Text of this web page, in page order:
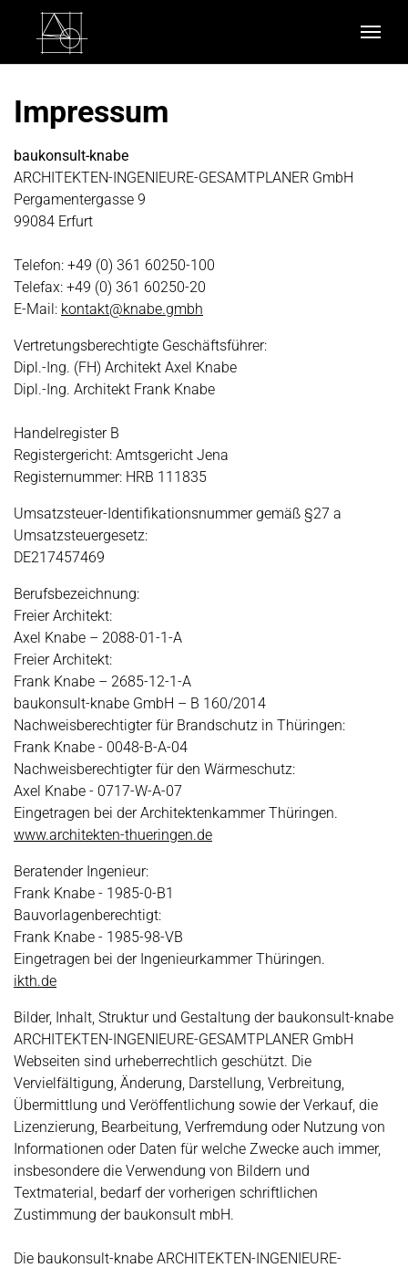
Impressum
baukonsult-knabe
ARCHITEKTEN-INGENIEURE-GESAMTPLANER GmbH
Pergamentergasse 9
99084 Erfurt
Telefon: +49 (0) 361 60250-100
Telefax: +49 (0) 361 60250-20
E-Mail: kontakt@knabe.gmbh
Vertretungsberechtigte Geschäftsführer:
Dipl.-Ing. (FH) Architekt Axel Knabe
Dipl.-Ing. Architekt Frank Knabe
Handelregister B
Registergericht: Amtsgericht Jena
Registernummer: HRB 111835
Umsatzsteuer-Identifikationsnummer gemäß §27 a
Umsatzsteuergesetz:
DE217457469
Berufsbezeichnung:
Freier Architekt:
Axel Knabe – 2088-01-1-A
Freier Architekt:
Frank Knabe – 2685-12-1-A
baukonsult-knabe GmbH – B 160/2014
Nachweisberechtigter für Brandschutz in Thüringen:
Frank Knabe - 0048-B-A-04
Nachweisberechtigter für den Wärmeschutz:
Axel Knabe - 0717-W-A-07
Eingetragen bei der Architektenkammer Thüringen.
www.architekten-thueringen.de
Beratender Ingenieur:
Frank Knabe - 1985-0-B1
Bauvorlagenberechtigt:
Frank Knabe - 1985-98-VB
Eingetragen bei der Ingenieurkammer Thüringen.
ikth.de
Bilder, Inhalt, Struktur und Gestaltung der baukonsult-knabe
ARCHITEKTEN-INGENIEURE-GESAMTPLANER GmbH
Webseiten sind urheberrechtlich geschützt. Die
Vervielfältigung, Änderung, Darstellung, Verbreitung,
Übermittlung und Veröffentlichung sowie der Verkauf, die
Lizenzierung, Bearbeitung, Verfremdung oder Nutzung von
Informationen oder Daten für welche Zwecke auch immer,
insbesondere die Verwendung von Bildern und
Textmaterial, bedarf der vorherigen schriftlichen
Zustimmung der baukonsult mbH.
Die baukonsult-knabe ARCHITEKTEN-INGENIEURE-